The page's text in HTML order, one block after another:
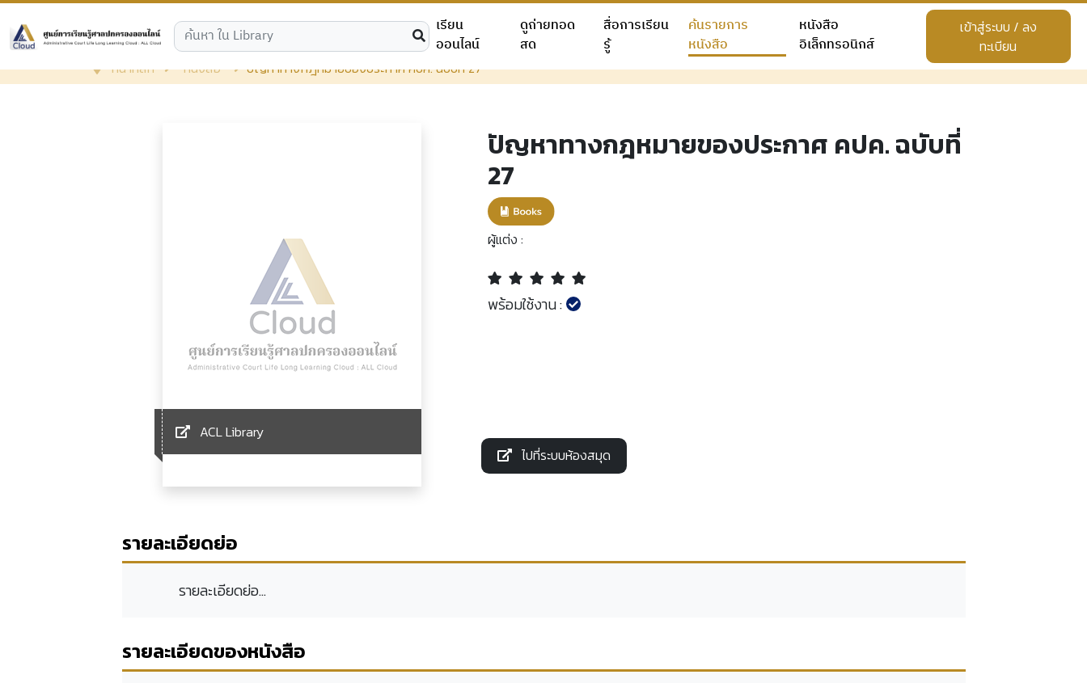
เรียน
ออนไลน์
ดูถ่ายทอด
สด
สื่อการเรียน
รู้
ค้นรายการ
หนังสือ
หนังสือ
อิเล็กทรอนิกส์
เข้าสู่ระบบ / ลง
ทะเบียน
หน้าหลัก
หนังสือ ปัญหาทางกฎหมายของประกาศ คปค. ฉบับที่ 27
ACL Library
ปัญหาทางกฎหมายของประกาศ คปค. ฉบับที่
27
ผู้แต่ง :
พร้อมใช้งาน :
ไปที่ระบบห้องสมุด
รายละเอียดย่อ
รายละเอียดย่อ...
รายละเอียดของหนังสือ